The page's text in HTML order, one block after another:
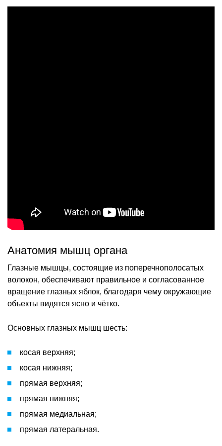
Анатомия мышц органа
Глазные мышцы, состоящие из поперечнополосатых
волокон, обеспечивают правильное и согласованное
вращение глазных яблок, благодаря чему окружающие
объекты видятся ясно и чётко.
Основных глазных мышц шесть:
косая верхняя;
косая нижняя;
прямая верхняя;
прямая нижняя;
прямая медиальная;
прямая латеральная.